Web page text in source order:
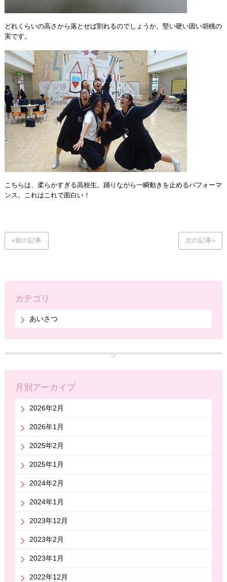
どれくらいの高さから落とせば割れるのでしょうか。堅い硬い固い胡桃の
実です。
こちらは、柔らかすぎる高校生。踊りながら一瞬動きを止めるパフォーマ
ンス。これはこれで面白い！
«前の記事 次の記事»
カテゴリ
あいさつ
月別アーカイブ
2026年2月
2026年1月
2025年2月
2025年1月
2024年2月
2024年1月
2023年12月
2023年2月
2023年1月
2022年12月